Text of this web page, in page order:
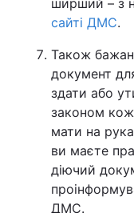
ширший – з
сайті ДМС.
Також
документ
здати або
законом
мати на
ви маєте
діючий
ДМС.